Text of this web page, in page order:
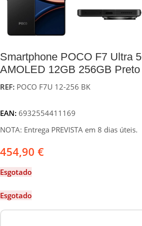
Smartphone POCO F7 Ultra
AMOLED 12GB 256GB Preto
REF: POCO F7U 12-256 BK
EAN: 6932554411169
NOTA: Entrega PREVISTA em 8 dias úteis.
454,90 €
Esgotado
Esgotado